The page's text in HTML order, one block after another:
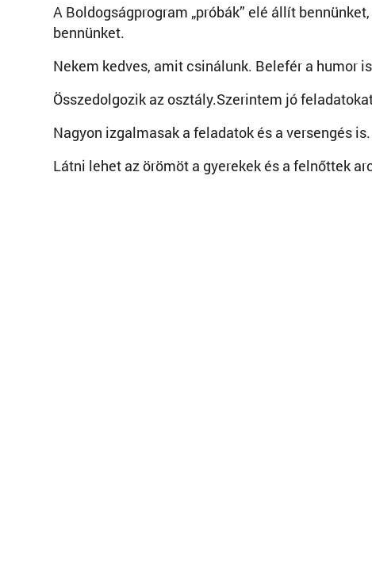
A Boldogságprogram „próbák” elé állít
bennünket.
Nekem kedves, amit csinálunk. Belefér a humor
Összedolgozik az osztály.Szerintem jó
Nagyon izgalmasak a feladatok és a versengés is.
Látni lehet az örömöt a gyerekek és a felnőttek